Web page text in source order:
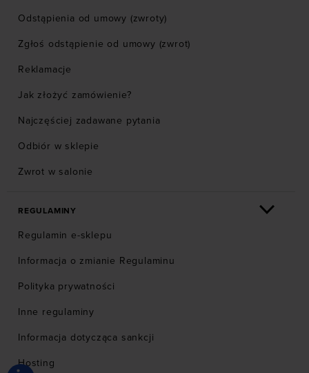
Odstąpienia od umowy (zwroty)
Zgłoś odstąpienie od umowy (zwrot)
Reklamacje
Jak złożyć zamówienie?
Najczęściej zadawane pytania
Odbiór w sklepie
Zwrot w salonie
REGULAMINY
Regulamin e-sklepu
Informacja o zmianie Regulaminu
Polityka prywatności
Inne regulaminy
Informacja dotycząca sankcji
Hosting